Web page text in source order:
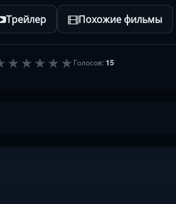
Трейлер Похожие фильмы
★★★★★ Голосов:15